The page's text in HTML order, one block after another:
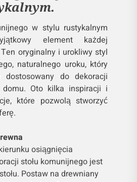
w stylu rustykalnym
element każdej
oryginalny i urokliwy styl
naturalnego uroku, który
do dekoracji
domu. Oto kilka inspiracji i
które pozwolą stworzyć
osiągnięcia
stołu komunijnego jest
Postaw na drewniany